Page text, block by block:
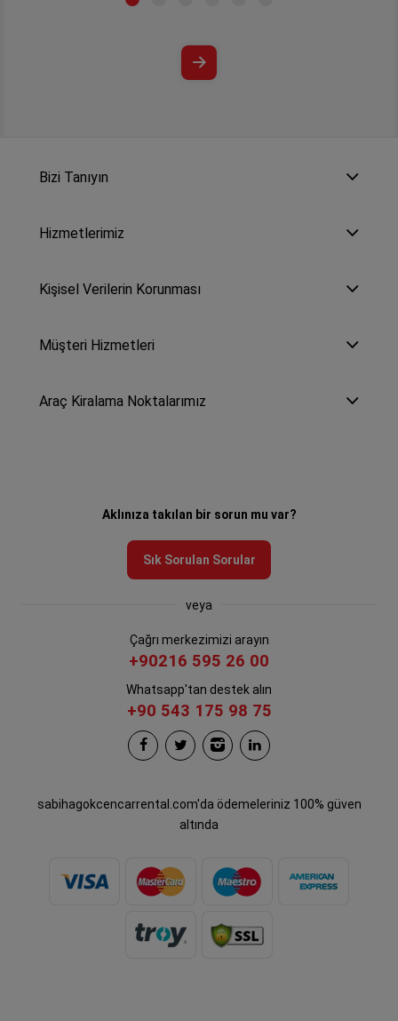
Bizi Tanıyın
Hizmetlerimiz
Kişisel Verilerin Korunması
Müşteri Hizmetleri
Araç Kiralama Noktalarımız
Aklınıza takılan bir sorun mu var?
Sık Sorulan Sorular
veya
Çağrı merkezimizi arayın
+90216 595 26 00
Whatsapp'tan destek alın
+90 543 175 98 75
sabihagokcencarrental.com'da ödemeleriniz 100% güven
altında